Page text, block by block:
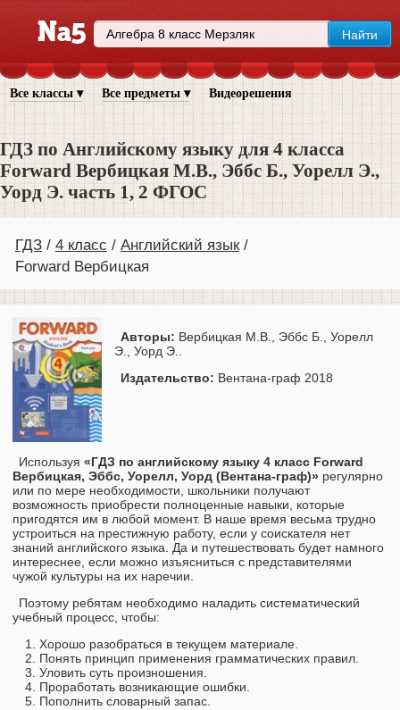
Все классы ▾ Все предметы ▾ Видеорешения
ГДЗ по Английскому языку для 4 класса
Forward Вербицкая М.В., Эббс Б., Уорелл Э.,
Уорд Э. часть 1, 2 ФГОС
ГДЗ 4 класс
Английский язык
Forward Вербицкая
Авторы: Вербицкая М.В., Эббс Б., Уорелл
Э., Уорд Э..
Издательство: Вентана-граф 2018
Используя «ГДЗ по английскому языку 4 класс Forward
Вербицкая, Эббс, Уорелл, Уорд (Вентана-граф)» регулярно
или по мере необходимости, школьники получают
возможность приобрести полноценные навыки, которые
пригодятся им в любой момент. В наше время весьма трудно
устроиться на престижную работу, если у соискателя нет
знаний английского языка. Да и путешествовать будет намного
интереснее, если можно изъясниться с представителями
чужой культуры на их наречии.
Поэтому ребятам необходимо наладить систематический
учебный процесс, чтобы:
Хорошо разобраться в текущем материале.
Понять принцип применения грамматических правил.
Уловить суть произношения.
Проработать возникающие ошибки.
Пополнить словарный запас.